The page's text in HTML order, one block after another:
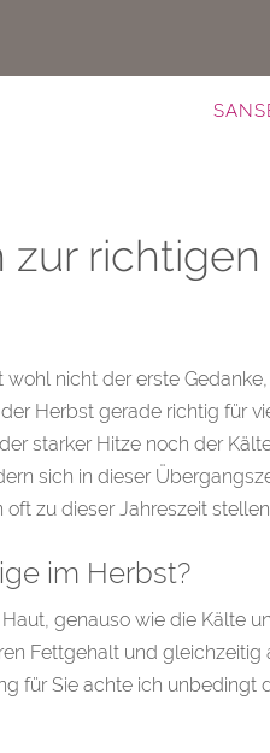
zur richtigen
nicht der erste
Herbst gerade richtig für
starker Hitze noch der
sich in dieser
zu dieser Jahreszeit
im Herbst?
genauso wie die Kälte
Fettgehalt und gleichzeitig
für Sie achte ich unbedingt